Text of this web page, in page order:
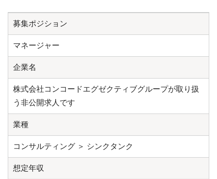
募集ポジション
マネージャー
企業名
株式会社コンコードエグゼクティブグループが取り扱
う非公開求人です
業種
コンサルティング ＞ シンクタンク
想定年収